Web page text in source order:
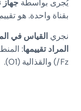
يُجرى بواسطة جهاز
بقناة واحدة. هو
نجري القياس في
المراد تقييمها
/Fz) والقذالية (O1).